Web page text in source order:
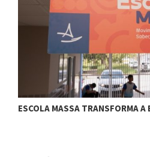
ESCOLA MASSA TRANSFORMA